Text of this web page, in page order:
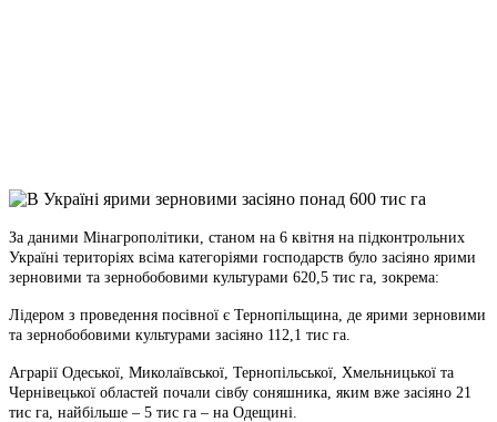
Link
Print
За даними Мінагрополітики, станом на 6 квітня на підконтрольних
Україні територіях всіма категоріями господарств було засіяно ярими
зерновими та зернобобовими культурами 620,5 тис га, зокрема:
Лідером з проведення посівної є Тернопільщина, де ярими зерновими
та зернобобовими культурами засіяно 112,1 тис га.
Аграрії Одеської, Миколаївської, Тернопільської, Хмельницької та
Чернівецької областей почали сівбу соняшника, яким вже засіяно 21
тис га, найбільше – 5 тис га – на Одещині.